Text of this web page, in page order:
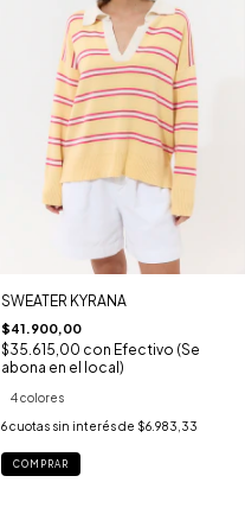
SWEATER KYRANA
$41.900,00
$35.615,00 con Efectivo (Se
abona en el local)
4 colores
6 cuotas sin interés de $6.983,33
COMPRAR